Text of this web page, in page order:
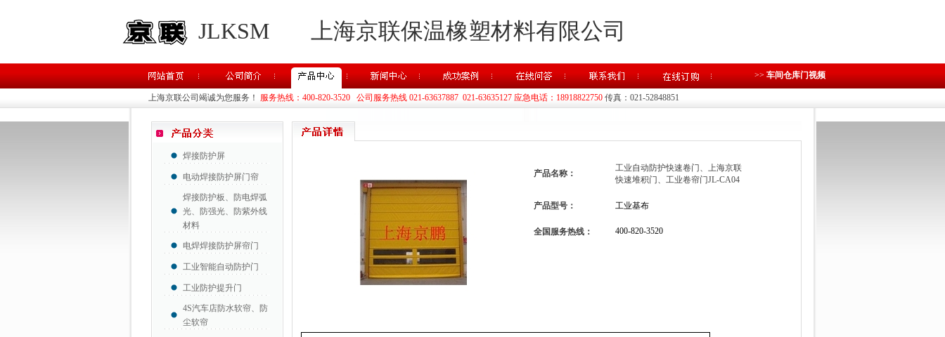
JLKSM 上海京联保温橡塑材料有限公司
>> 车间仓库门视频
上海京联公司竭诚为您服务！ 服务热线：400-820-3520 公司服务热线 021-63637887 021-63635127 应急电话：18918822750传真：021-52848851
焊接防护屏
电动焊接防护屏门帘
焊接防护板、防电焊弧
光、防强光、防紫外线
材料
电焊焊接防护屏帘门
工业智能自动防护门
工业防护提升门
4S汽车店防水软帘、防
尘软帘
产品名称：
工业自动防护快速卷门、上海京联
快速堆积门、工业卷帘门JL-CA04
产品型号： 工业基布
全国服务热线： 400-820-3520